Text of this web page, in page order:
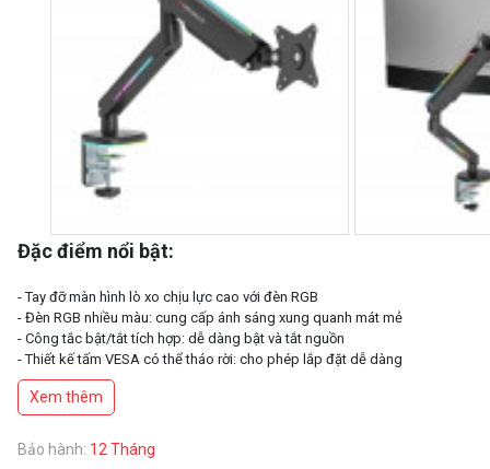
Đặc điểm nổi bật:
- Tay đỡ màn hình lò xo chịu lực cao với đèn RGB
- Đèn RGB nhiều màu: cung cấp ánh sáng xung quanh mát mẻ
- Công tắc bật/tắt tích hợp: dễ dàng bật và tắt nguồn
- Thiết kế tấm VESA có thể tháo rời: cho phép lắp đặt dễ dàng
Xem thêm
Bảo hành: 12 Tháng